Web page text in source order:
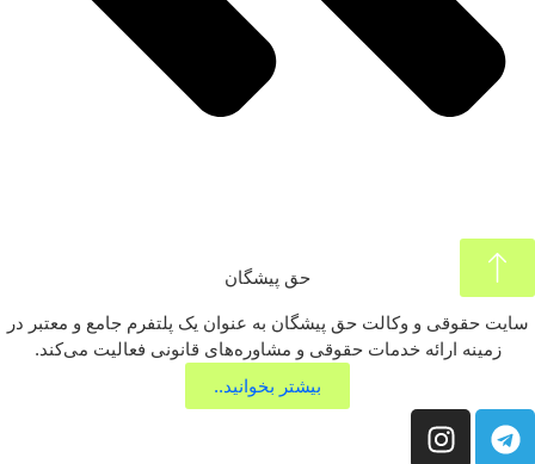
حق پیشگان
سایت حقوقی و وکالت حق پیشگان به عنوان یک پلتفرم جامع و معتبر در
زمینه ارائه خدمات حقوقی و مشاوره‌های قانونی فعالیت می‌کند.
بیشتر بخوانید..